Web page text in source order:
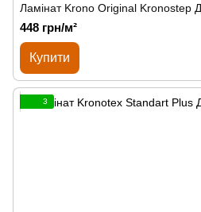
Ламінат Krono Original Kronostep
448 грн/м²
Купити
3